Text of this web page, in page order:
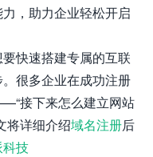
，助力企业轻松开启
快速搭建专属的互联
很多企业在成功注册
接下来怎么建立网站
将详细介绍域名注册后
科技